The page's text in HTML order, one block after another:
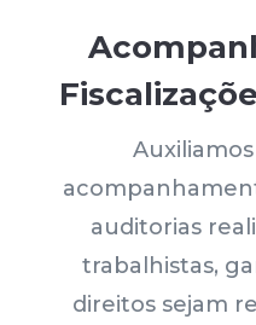
auditorias
trabalhistas,
direitos sejam